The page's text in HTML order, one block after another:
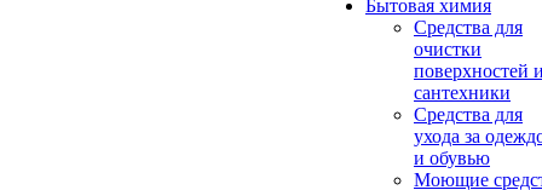
Бытовая химия
Средства для
очистки
поверхностей
сантехники
Средства для
ухода за
и обувью
Моющие